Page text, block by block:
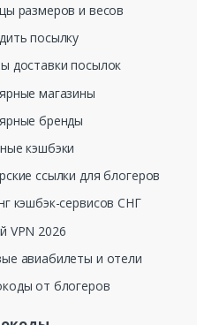
размеров и весов
посылку
доставки посылок
магазины
бренды
кэшбэки
ссылки для блогеров
кэшбэк-сервисов СНГ
VPN 2026
авиабилеты и отели
от блогеров